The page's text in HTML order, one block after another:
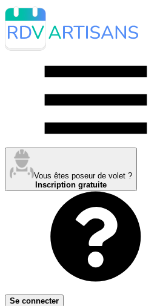
Vous êtes poseur de volet ?
Inscription gratuite
Se connecter